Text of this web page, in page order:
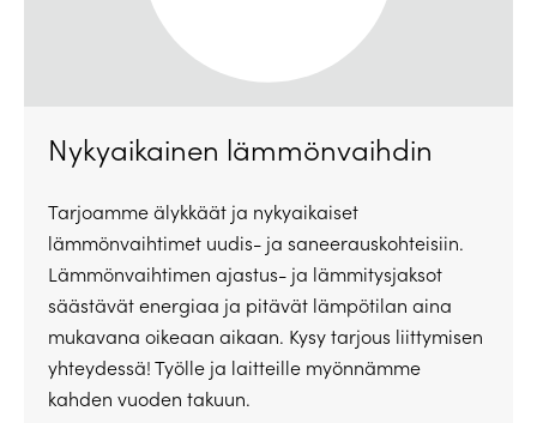
Nykyaikainen lämmönvaihdin
Tarjoamme älykkäät ja nykyaikaiset
lämmönvaihtimet uudis- ja saneerauskohteisiin.
Lämmönvaihtimen ajastus- ja lämmitysjaksot
säästävät energiaa ja pitävät lämpötilan aina
mukavana oikeaan aikaan. Kysy tarjous liittymisen
yhteydessä! Työlle ja laitteille myönnämme
kahden vuoden takuun.